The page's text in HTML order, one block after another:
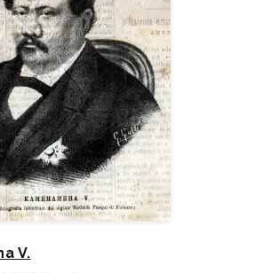
V.